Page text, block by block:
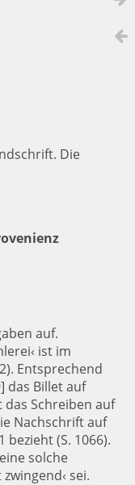
Die
auf.
ist im
Entsprechend
das Billet auf
das Schreiben auf
Nachschrift auf
bezieht (S. 1066).
solche
sei.